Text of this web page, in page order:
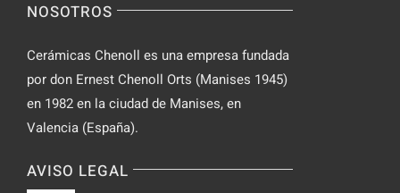
NOSOTROS
Cerámicas Chenoll es una empresa fundada
por don Ernest Chenoll Orts (Manises 1945)
en 1982 en la ciudad de Manises, en
Valencia (España).
AVISO LEGAL